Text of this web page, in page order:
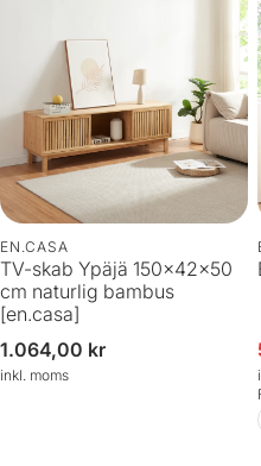
EN.CASA
TV-skab Ypäjä 150x42x50
cm naturlig bambus
[en.casa]
Normalpris
1.064,00 kr
inkl. moms